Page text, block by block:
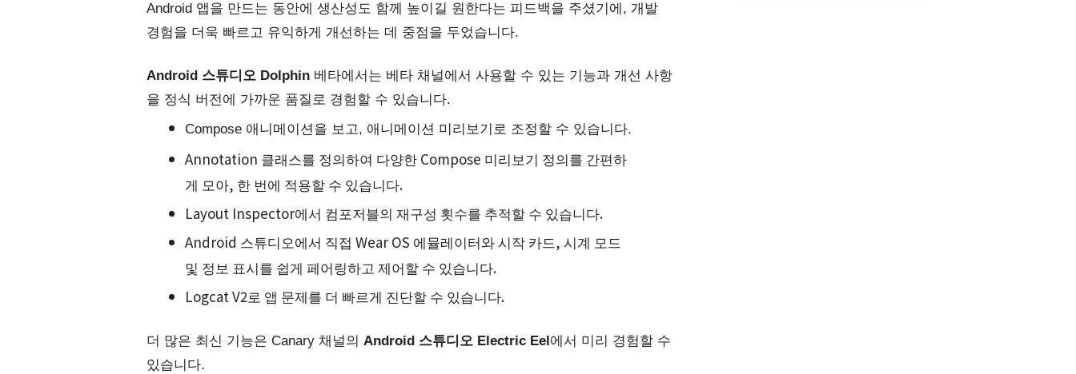
Android 앱을 만드는 동안에 생산성도 함께 높이길 원한다는 피드백을 주셨기에, 개발
경험을 더욱 빠르고 유익하게 개선하는 데 중점을 두었습니다.
Android 스튜디오 Dolphin 베타에서는 베타 채널에서 사용할 수 있는 기능과 개선 사항
을 정식 버전에 가까운 품질로 경험할 수 있습니다.
Compose 애니메이션을 보고, 애니메이션 미리보기로 조정할 수 있습니다.
Annotation 클래스를 정의하여 다양한 Compose 미리보기 정의를 간편하
게 모아, 한 번에 적용할 수 있습니다.
Layout Inspector에서 컴포저블의 재구성 횟수를 추적할 수 있습니다.
Android 스튜디오에서 직접 Wear OS 에뮬레이터와 시작 카드, 시계 모드
및 정보 표시를 쉽게 페어링하고 제어할 수 있습니다.
Logcat V2로 앱 문제를 더 빠르게 진단할 수 있습니다.
더 많은 최신 기능은 Canary 채널의 Android 스튜디오 Electric Eel 에서 미리 경험할 수
있습니다.